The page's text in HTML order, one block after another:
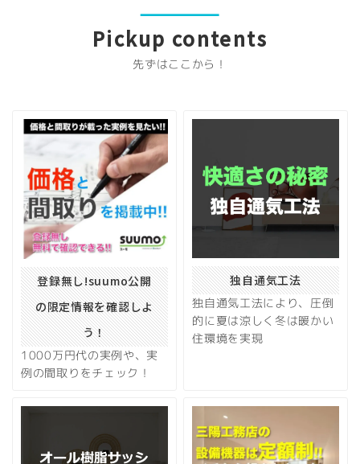
Pickup contents
先ずはここから！
登録無し!suumo公開
の限定情報を確認しよ
う！
1000万円代の実例や、実
例の間取りをチェック！
独自通気工法
独自通気工法により、圧倒
的に夏は涼しく冬は暖かい
住環境を実現